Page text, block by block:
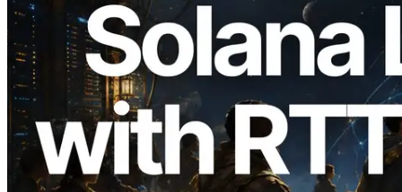
2026.08.05
ERPC amplía la Leader Slot API de
Solana con medición de ping desde 7
regiones globales — También se lanza la
Validators Information API